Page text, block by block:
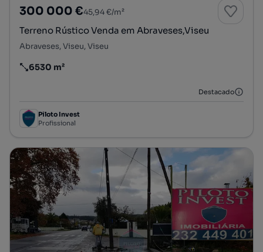
300 000 €45,94 €/m²
Terreno Rústico Venda em Abraveses,Viseu
Abraveses, Viseu, Viseu
Preço por metro quadrado
6530 m²
Destacado
Piloto Invest
Profissional